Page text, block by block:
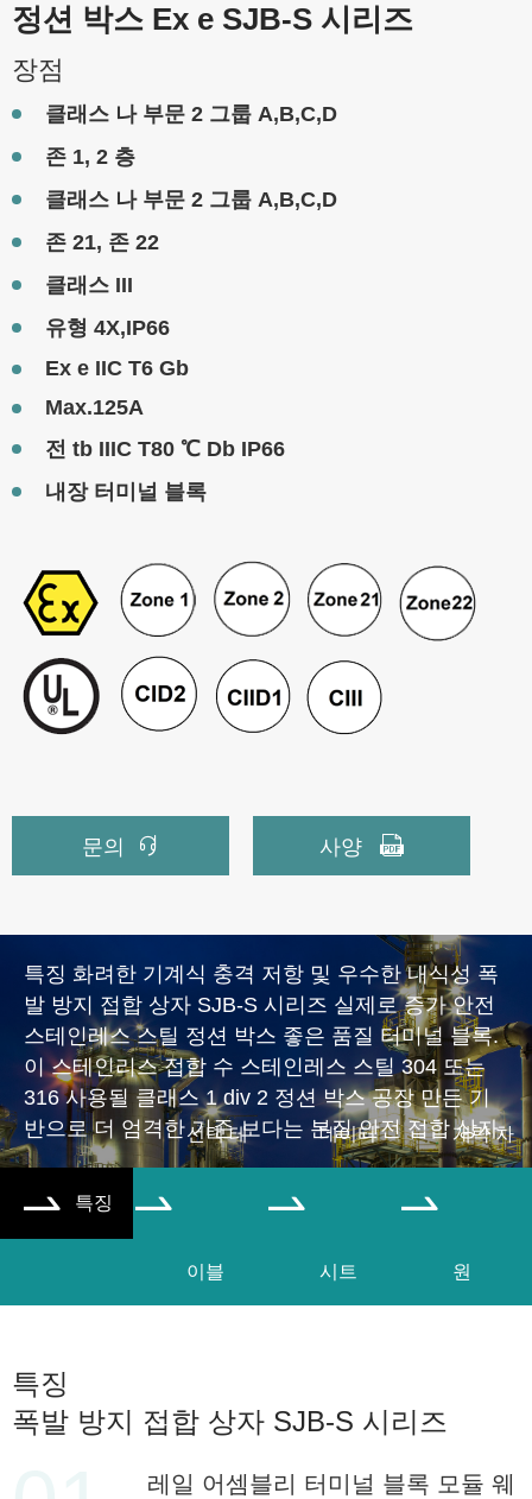
정션 박스 Ex e SJB-S 시리즈
장점
클래스 나 부문 2 그룹 A,B,C,D
존 1, 2 층
클래스 나 부문 2 그룹 A,B,C,D
존 21, 존 22
클래스 III
유형 4X,IP66
Ex e IIC T6 Gb
Max.125A
전 tb IIIC T80 ℃ Db IP66
내장 터미널 블록
문의  사양 
특징 화려한 기계식 충격 저항 및 우수한 내식성 폭
발 방지 접합 상자 SJB-S 시리즈 실제로 증가 안전
스테인레스 스틸 정션 박스 좋은 품질 터미널 블록.
이 스테인리스 접합 수 스테인레스 스틸 304 또는
316 사용될 클래스 1 div 2 정션 박스 공장 만든 기
반으로 더 엄격한 기준 보다는 본질 안전 접합 상자.
 특징 
선택 테
이블

데이터
시트

개략 차
원
특징
폭발 방지 접합 상자 SJB-S 시리즈
레일 어셈블리 터미널 블록 모듈 웨